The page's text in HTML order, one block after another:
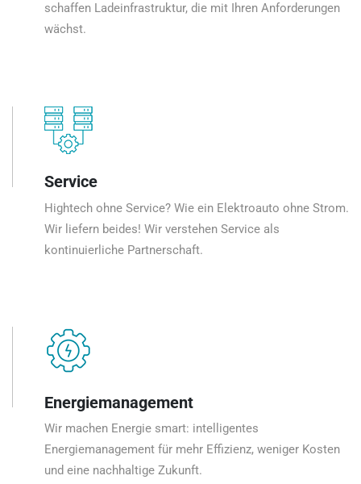
schaffen Ladeinfrastruktur, die mit Ihren Anforderungen
wächst.
Service
Hightech ohne Service? Wie ein Elektroauto ohne Strom.
Wir liefern beides! Wir verstehen Service als
kontinuierliche Partnerschaft.
Energiemanagement
Wir machen Energie smart: intelligentes
Energiemanagement für mehr Effizienz, weniger Kosten
und eine nachhaltige Zukunft.